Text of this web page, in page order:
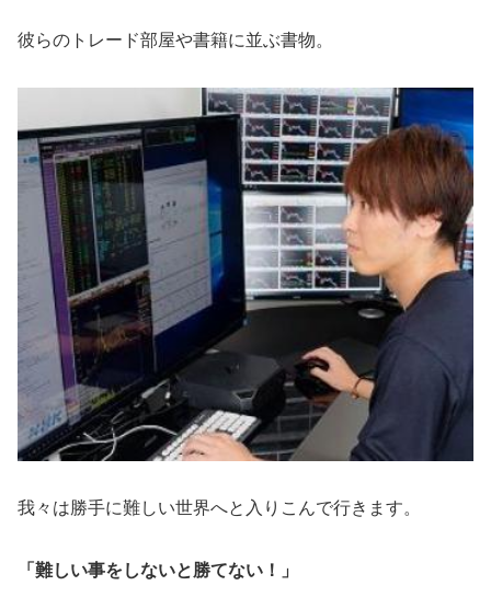
彼らのトレード部屋や書籍に並ぶ書物。
我々は勝手に難しい世界へと入りこんで行きます。
「難しい事をしないと勝てない！」